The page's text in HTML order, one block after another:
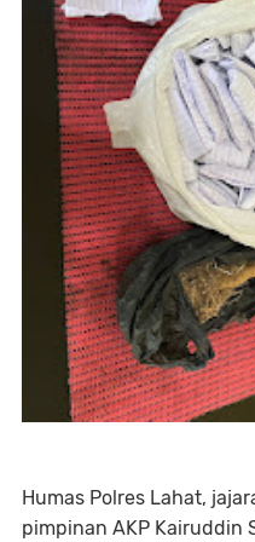
Humas Polres Lahat,
pimpinan AKP Kairuddin